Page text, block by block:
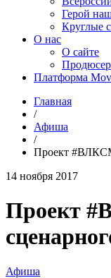
Герой
Круглые
О нас
О сайте
Платформа
Главная
/
Афиша
/
Проект #ВЛКСМ
14 ноября 2017
Проект
Афиша